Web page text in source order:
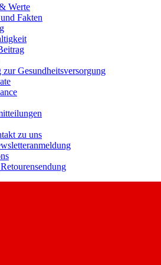
Werte
Fakten
zur Gesundheitsversorgung
zu uns